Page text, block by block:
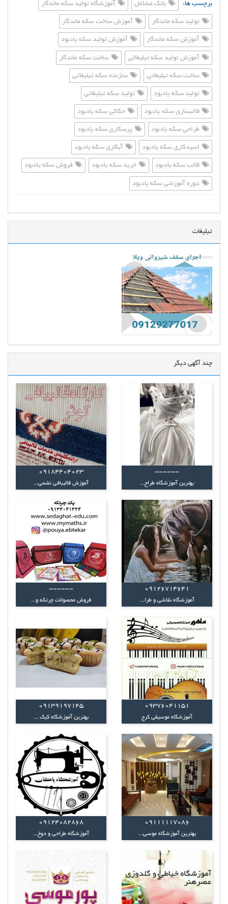
برچسب ها: بانک مشاغل آموزشگاه تولید سکه ماندگار
تولید سکه ماندگار آموزش ساخت سکه ماندگار
آموزش سکه ماندگار آموزش تولید سکه یادبود
آموزش تولید سکه تبلیغاتی ساخت سکه ماندگار
ساخت سکه تبلیغاتی سازنده سکه تبلیغاتی
تولید سکه یادبود تولید سکه تبلیغاتی
قالبسازی سکه یادبود حکاکی سکه یادبود
طراحی سکه یادبود پرسکاری سکه یادبود
اسیدکاری سکه یادبود آبکاری سکه یادبود
قالب سکه یادبود خرید سکه یادبود فروش سکه یادبود
دوره آموزشی سکه یادبود
تبلیغات
چند آگهی دیگر
------
بهترین آموزشگاه طراح...
09184404023
آموزش قالیبافی تضمی...
09126714641
آموزشگاه نقاشی و طرا...
------
فروش محصولات چرتکه و...
09376041151
آموزشگاه موسیقی کرج
09139197145
بهترین آموزشگاه کیک ...
09111117086
بهترین آموزشگاه موسی...
09124082868
آموزشگاه طراحی و دوخ...